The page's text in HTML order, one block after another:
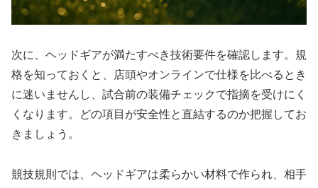
次に、ヘッドギアが満たすべき技術要件を確認します。規
格を知っておくと、店頭やオンラインで仕様を比べるとき
に迷いませんし、試合前の装備チェックで指摘を受けにく
くなります。どの項目が安全性と直結するのか把握してお
きましょう。
競技規則では、ヘッドギアは柔らかい材料で作られ、相手